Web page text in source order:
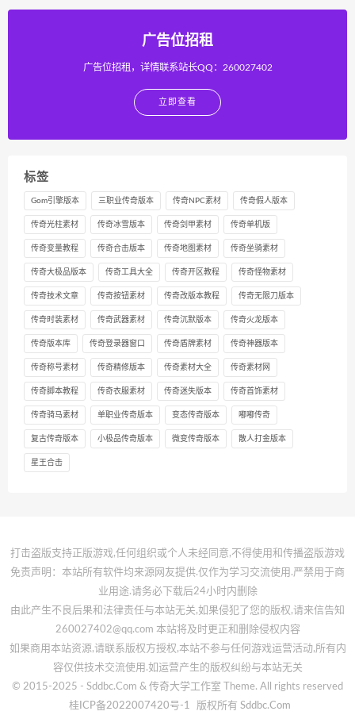
广告位招租
广告位招租，详情联系站长QQ：260027402
立即查看
标签
Gom引擎版本 三职业传奇版本 传奇NPC素材 传奇假人版本
传奇光柱素材 传奇冰雪版本 传奇剑甲素材 传奇单机版
传奇变量教程 传奇合击版本 传奇地图素材 传奇坐骑素材
传奇大极品版本 传奇工具大全 传奇开区教程 传奇怪物素材
传奇技术文章 传奇按钮素材 传奇改版本教程 传奇无限刀版本
传奇时装素材 传奇武器素材 传奇沉默版本 传奇火龙版本
传奇版本库 传奇登录器窗口 传奇盾牌素材 传奇神器版本
传奇称号素材 传奇精修版本 传奇素材大全 传奇素材网
传奇脚本教程 传奇衣服素材 传奇迷失版本 传奇首饰素材
传奇骑马素材 单职业传奇版本 变态传奇版本 嘟嘟传奇
复古传奇版本 小极品传奇版本 微变传奇版本 散人打金版本
星王合击
打击盗版支持正版游戏,任何组织或个人未经同意,不得使用和传播盗版游戏
免责声明：本站所有软件均来源网友提供.仅作为学习交流使用.严禁用于商
业用途.请务必下载后24小时内删除
由此产生不良后果和法律责任与本站无关,如果侵犯了您的版权,请来信告知
260027402@qq.com 本站将及时更正和删除侵权内容
如果商用本站资源,请联系版权方授权,本站不参与任何游戏运营活动,所有内
容仅供技术交流使用.如运营产生的版权纠纷与本站无关
© 2015-2025 - Sddbc.Com & 传奇大学工作室 Theme. All rights reserved
桂ICP备2022007420号-1
版权所有 Sddbc.Com